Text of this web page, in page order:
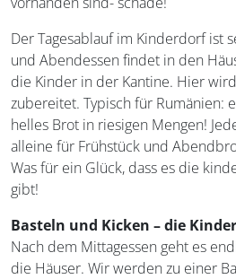
Der Tagesablauf im Kinderdorf ist
und Abendessen findet in den
die Kinder in der Kantine. Hier
zubereitet. Typisch für Rumänien:
helles Brot in riesigen Mengen!
alleine für Frühstück und
Was für ein Glück, dass es die
gibt!
Basteln und Kicken – die
Nach dem Mittagessen geht es
die Häuser. Wir werden zu einer